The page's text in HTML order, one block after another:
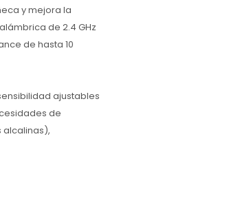
y mejora la
de 2.4 GHz
de hasta 10
ajustables
de
alcalinas),